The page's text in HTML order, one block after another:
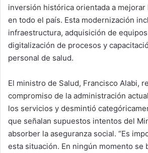
inversión histórica orientada a mejorar
en todo el país. Esta modernización
infraestructura, adquisición de
digitalización de procesos y
personal de salud.
El ministro de Salud, Francisco Alabi,
compromiso de la administración
los servicios y desmintió
que señalan supuestos intentos del
absorber la aseguranza social. “Es
esta situación. En ningún momento se